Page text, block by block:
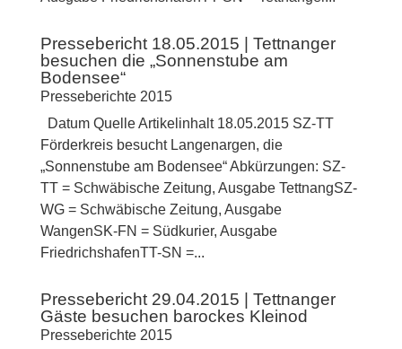
Pressebericht 18.05.2015 | Tettnanger
besuchen die „Sonnenstube am
Bodensee“
Presseberichte 2015
Datum Quelle Artikelinhalt 18.05.2015 SZ-TT
Förderkreis besucht Langenargen, die
„Sonnenstube am Bodensee“ Abkürzungen: SZ-
TT = Schwäbische Zeitung, Ausgabe TettnangSZ-
WG = Schwäbische Zeitung, Ausgabe
WangenSK-FN = Südkurier, Ausgabe
FriedrichshafenTT-SN =...
Pressebericht 29.04.2015 | Tettnanger
Gäste besuchen barockes Kleinod
Presseberichte 2015